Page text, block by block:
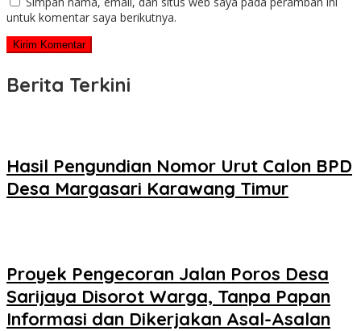
untuk komentar saya berikutnya.
Berita Terkini
Hasil Pengundian Nomor Urut Calon BPD
Desa Margasari Karawang Timur
Proyek Pengecoran Jalan Poros Desa
Sarijaya Disorot Warga, Tanpa Papan
Informasi dan Dikerjakan Asal-Asalan